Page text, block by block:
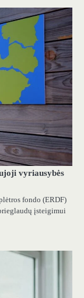
vyriausybės
fondo (ERDF)
įsteigimui